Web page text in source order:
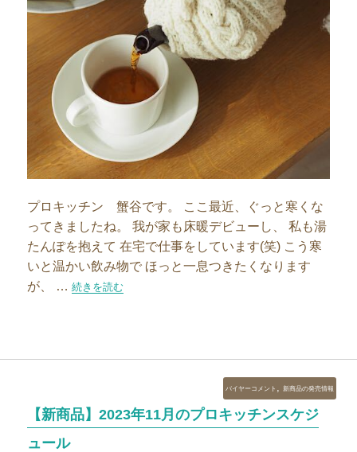
プロキッチン 蟹谷です。 ここ最近、ぐっと寒くな
ってきましたね。 我が家も床暖デビューし、 私も湯
たんぽを抱えて 在宅で仕事をしています(笑) こう寒
いと温かい飲み物で ほっと一息つきたくなります
が、 …“温かい紅茶とケーキでおうちティータイムを楽しみませんか
続きを読む
【新商品】2023年11月のプロキッチンスケジ
ュール
カ
テ
ゴ
バイヤーコメント 新商品の発売情報